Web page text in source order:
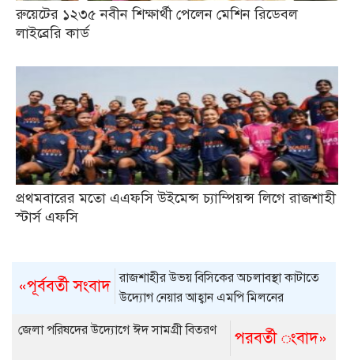
রুয়েটের ১২৩৫ নবীন শিক্ষার্থী পেলেন মেশিন রিডেবল
লাইব্রেরি কার্ড
প্রথমবারের মতো এএফসি উইমেন্স চ্যাম্পিয়ন্স লিগে রাজশাহী
স্টার্স এফসি
«পূর্ববর্তী সংবাদ রাজশাহীর উভয় বিসিকের অচলাবস্থা কাটাতে
উদ্যোগ নেয়ার আহ্বান এমপি মিলনের
পরবর্তী ংবাদ»
জেলা পরিষদের উদ্যোগে ঈদ সামগ্রী বিতরণ